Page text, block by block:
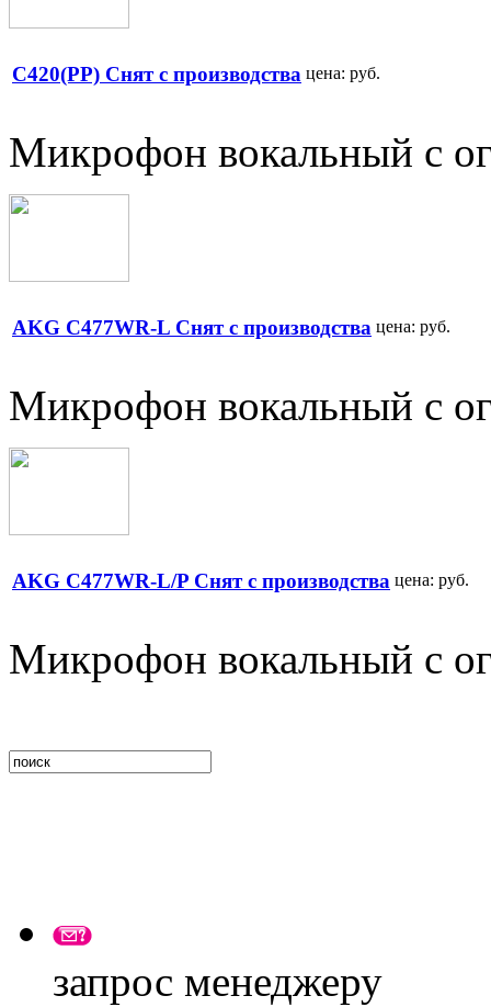
C420(PP) Снят с производства цена: руб.
Микрофон вокальный с
AKG C477WR-L Снят с производства цена: руб.
Микрофон вокальный с
AKG C477WR-L/P Снят с производства цена: руб.
Микрофон вокальный с
запрос менеджеру